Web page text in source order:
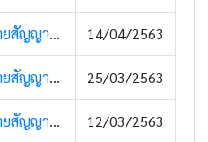
อัตราหลักประกันการซื้อขายสัญญาซื้อขายล่วงหน้า (17 เมษายน 2563) 14/04/2563
อัตราหลักประกันการซื้อขายสัญญาซื้อขายล่วงหน้า (27 มีนาคม 2563) 25/03/2563
อัตราหลักประกันการซื้อขายสัญญาซื้อขายล่วงหน้า (16 มีนาคม 2563) 12/03/2563